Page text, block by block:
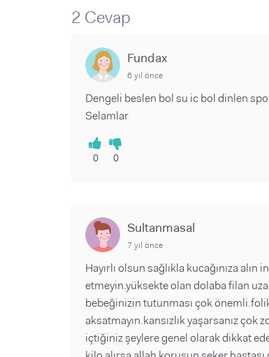
Makaleler
2 Cevap
Fundax
6 yıl önce
Dengeli beslen bol su ic bol dinlen
Selamlar
0 0
Sultanmasal
7 yıl önce
Hayırlı olsun sağlıkla kucağınıza
etmeyin.yüksekte olan dolaba filan
bebeğinizin tutunması çok
aksatmayın.kansızlık yaşarsanız çok
içtiğiniz şeylere genel olarak dikkat